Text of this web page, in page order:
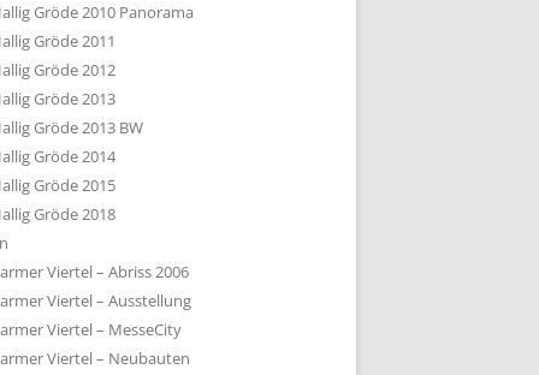
Gröde 2010 Panorama
Gröde 2011
Gröde 2012
Gröde 2013
Gröde 2013 BW
Gröde 2014
Gröde 2015
Gröde 2018
Viertel – Abriss 2006
Viertel – Ausstellung
Viertel – MesseCity
Viertel – Neubauten